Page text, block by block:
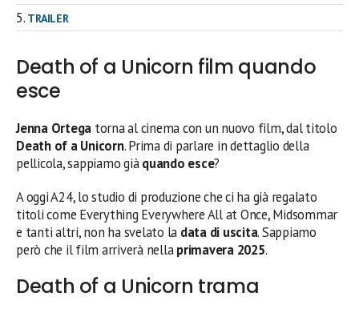
TRAILER
Death of a Unicorn film quando
esce
Jenna Ortega torna al cinema con un nuovo film, dal titolo
Death of a Unicorn. Prima di parlare in dettaglio della
pellicola, sappiamo giàquando esce?
A oggi A24, lo studio di produzione che ci ha già regalato
titoli come Everything Everywhere All at Once, Midsommar
e tanti altri, non ha svelato la data di uscita. Sappiamo
però che il film arriverà nellaprimavera 2025.
Death of a Unicorn trama